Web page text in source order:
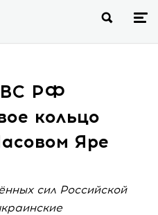
ВС РФ
кольцо
Яре
сил Российской